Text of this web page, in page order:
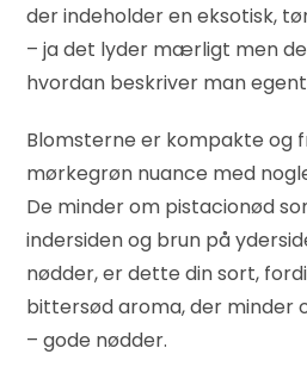
der indeholder en eksotisk,
– ja det lyder mærligt men
hvordan beskriver man
Blomsterne er kompakte og
mørkegrøn nuance med
De minder om pistacionød
indersiden og brun på
nødder, er dette din sort,
bittersød aroma, der minder
– gode nødder.